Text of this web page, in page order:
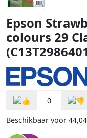
Epson
colours 29
0
Beschikbaar voor 44,04